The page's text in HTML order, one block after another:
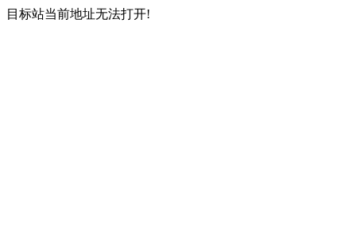
目标站当前地址无法打开!